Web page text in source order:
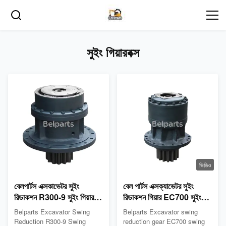
সুইং গিয়ারবক্স
বেলপার্টস এক্সকাভেটর সুইং
রিডাকশন R300-9 সুইং গিয়ারবক্স
39Q8-12101
Belparts Excavator Swing
Reduction R300-9 Swing
ভিডিও
বেল পার্টস এক্সক্যাভেটর সুইং
রিডাকশন গিয়ার EC700 সুইং
গিয়ারবক্স VOE 14535295
Belparts Excavator swing
reduction gear EC700 swing